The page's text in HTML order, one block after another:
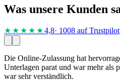
Was unsere Kunden
★★★★ ★4,8· 1008 auf Trustpilot
Die Online-Zulassung hat
Unterlagen parat und war mehr als
war sehr verständlich.